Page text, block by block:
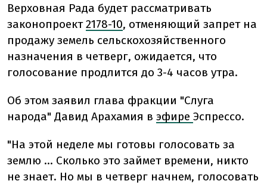
Верховная Рада будет рассматривать
законопроект2178-10, отменяющий запрет на
продажу земель сельскохозяйственного
назначения в четверг, ожидается, что
голосование продлится до 3-4 часов утра.
Об этом заявил глава фракции "Слуга
народа" Давид Арахамия в эфире Эспрессо.
"На этой неделе мы готовы голосовать за
землю ... Сколько это займет времени, никто
не знает. Но мы в четверг начнем, голосовать